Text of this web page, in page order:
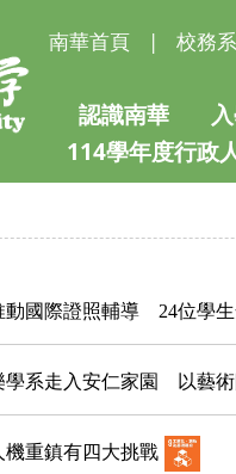
動國際證照輔導 24位學
學系走入安仁家園 以藝
重鎮有四大挑戰
南華首頁 | 校務
認識南華
114學年度行政